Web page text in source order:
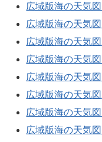
広域版海の天気
広域版海の天気
広域版海の天気
広域版海の天気
広域版海の天気
広域版海の天気
広域版海の天気
広域版海の天気